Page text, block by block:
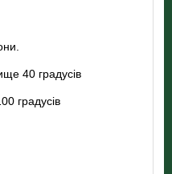
40 градусів
градусів